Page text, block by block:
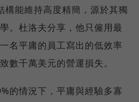
能維持高度精簡，源於其獨
。杜洛夫分享，他只僱用最
名平庸的員工寫出的低效率
數千萬美元的營運損失。
的情況下，平庸與經驗多寡